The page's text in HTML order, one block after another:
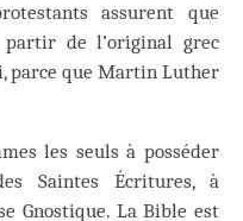
assurent que
de l’original grec
parce que Martin Luther
les seuls à posséder
Saintes Écritures, à
Gnostique. La Bible est